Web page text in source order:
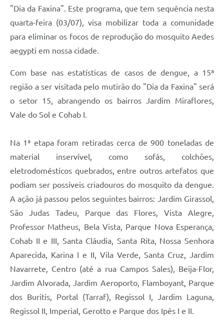
"Dia da Faxina". Este programa, que tem sequência nesta
quarta-feira (03/07), visa mobilizar toda a comunidade
para eliminar os focos de reprodução do mosquito Aedes
aegypti em nossa cidade.
Com base nas estatísticas de casos de dengue, a 15ª
região a ser visitada pelo mutirão do "Dia da Faxina" será
o setor 15, abrangendo os bairros Jardim Miraflores,
Vale do Sol e Cohab I.
Na 1ª etapa foram retiradas cerca de 900 toneladas de
material inservível, como sofás, colchões,
eletrodomésticos quebrados, entre outros artefatos que
podiam ser possíveis criadouros do mosquito da dengue.
A ação já passou pelos seguintes bairros: Jardim Girassol,
São Judas Tadeu, Parque das Flores, Vista Alegre,
Professor Matheus, Bela Vista, Parque Nova Esperança,
Cohab II e III, Santa Cláudia, Santa Rita, Nossa Senhora
Aparecida, Karina I e II, Vila Verde, Santa Cruz, Jardim
Navarrete, Centro (até a rua Campos Sales), Beija-Flor,
Jardim Alvorada, Jardim Aeroporto, Flamboyant, Parque
dos Buritis, Portal (Tarraf), Regissol I, Jardim Laguna,
Regissol II, Imperial, Gerotto e Parque dos Ipês I e II.